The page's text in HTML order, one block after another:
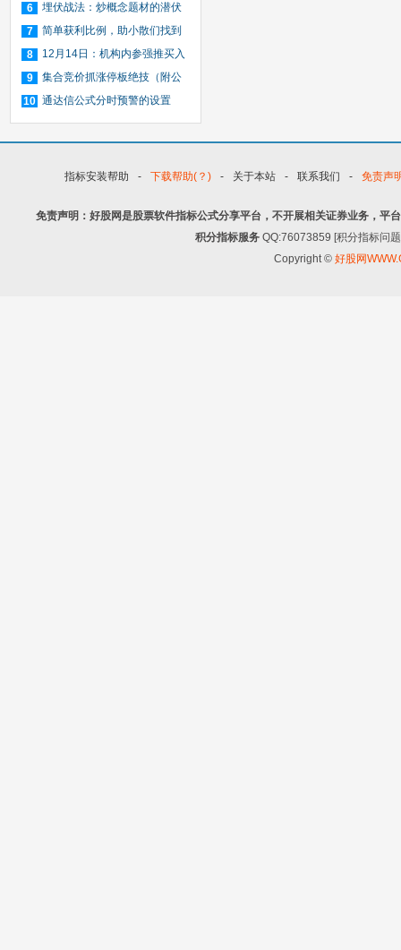
选股技巧
6
埋伏战法：炒概念题材的潜伏
时机与仓位管理（图解）
7
简单获利比例，助小散们找到
小牛股－－通达信、大智慧通用
8
12月14日：机构内参强推买入
14只暴涨股（名单）
9
集合竞价抓涨停板绝技（附公
式源码）
10 通达信公式分时预警的设置
指标安装帮助 - 下载帮助(？) - 关于本站 - 联系我们 - 免责声
免责声明：好股网是股票软件指标公式分享平台，不开展相关证券业务，平
积分指标服务 QQ:76073859 [积分指标问
Copyright © 好股网